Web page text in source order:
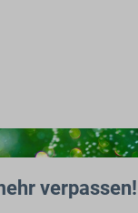
verpassen!